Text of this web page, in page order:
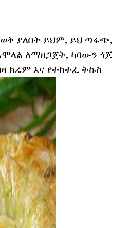
ያለበት ይህም, ይህ ጣፋጭ,
ለማዘጋጀት, ካባውን ጎጆ
ክሬም እና የተከተፈ ትኩስ